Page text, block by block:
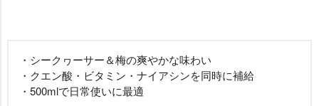
・シークヮーサー＆梅の爽やかな味わい
・クエン酸・ビタミン・ナイアシンを同時に補給
・500mlで日常使いに最適